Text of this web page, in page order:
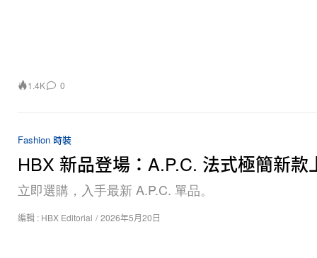
1.4K 0
Fashion 時裝
HBX 新品登場：A.P.C. 法式極簡新款
立即選購，入手最新 A.P.C. 單品。
編輯 : HBX Editorial / 2026年5月20日